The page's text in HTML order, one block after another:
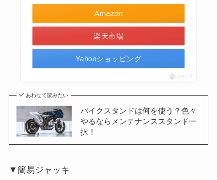
Amazon
楽天市場
Yahooショッピング
ポチップ
あわせて読みたい
バイクスタンドは何を使う？色々
やるならメンテナンススタンド一
択！
▼簡易ジャッキ